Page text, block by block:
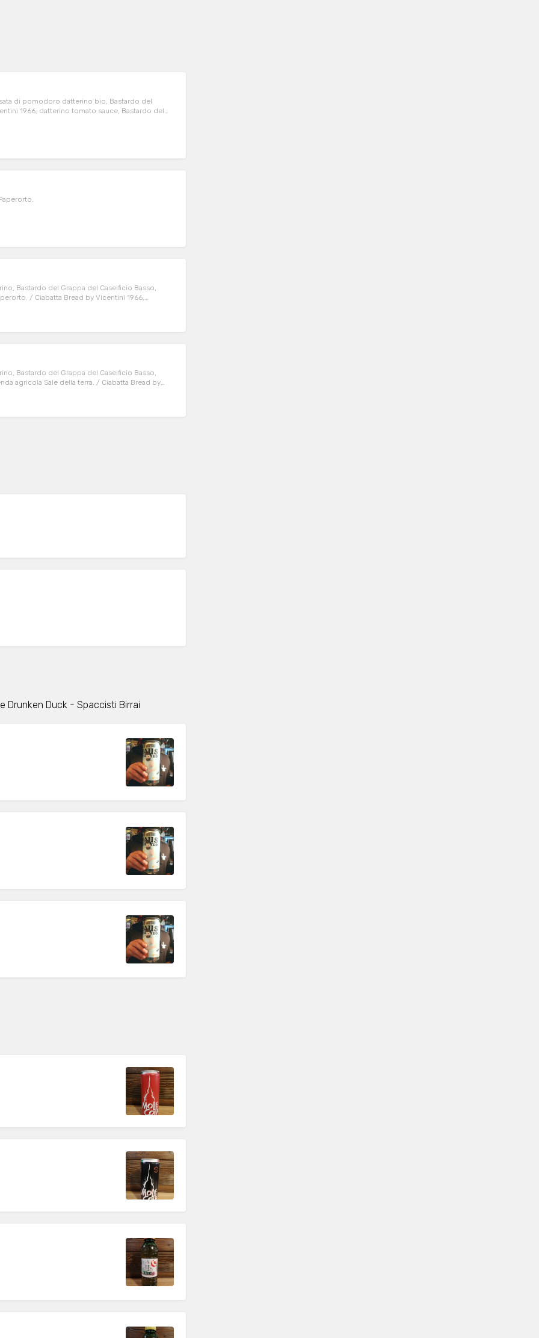
di pomodoro datterino bio, Bastardo del
1966, datterino tomato sauce, Bastardo del
del Caseificio Basso, origano.
Bastardo del Grappa del Caseificio Basso,
/ Ciabatta Bread by Vicentini 1966,
Bastardo del Grappa del Caseificio Basso,
agricola Sale della terra. / Ciabatta Bread by
Drunken Duck - Spaccisti Birrai